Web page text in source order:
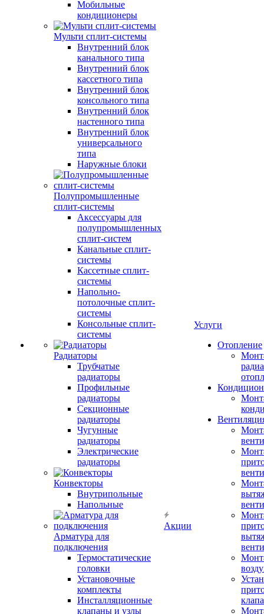
Мобильные
кондиционеры
Мульти сплит-системы
Внутренний блок
канального типа
Внутренний блок
кассетного типа
Внутренний блок
консольного типа
Внутренний блок
настенного типа
Внутренний блок
универсального
типа
Наружные блоки
Полупромышленные
сплит-системы
Аксессуары для
полупромышленных
сплит-систем
Канальные сплит-
системы
Кассетные сплит-
системы
Напольно-
потолочные сплит-
системы
Консольные сплит-
системы
Радиаторы
Трубчатые
радиаторы
Профильные
радиаторы
Секционные
радиаторы
Чугунные
радиаторы
Электрические
радиаторы
Конвекторы
Внутрипольные
Напольные
Арматура для
подключения
Термостатические
головки
Установочные
комплекты
Инсталляционные
клапаны и узлы
Акции
Услуги
Отопление